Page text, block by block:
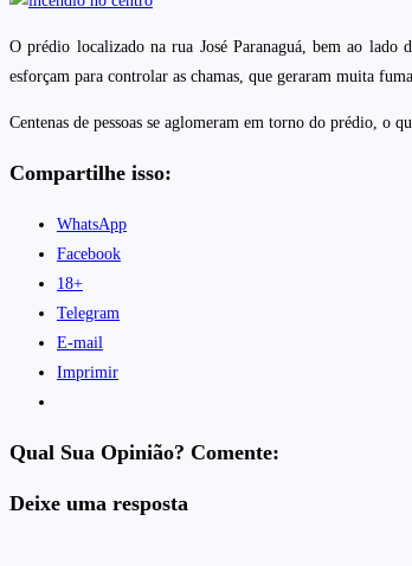
O prédio localizado na rua José Paranaguá, bem ao lado
esforçam para controlar as chamas, que geraram muita
Centenas de pessoas se aglomeram em torno do prédio, o
Compartilhe isso:
WhatsApp
Facebook
18+
Telegram
E-mail
Imprimir
Qual Sua Opinião? Comente:
Deixe uma resposta